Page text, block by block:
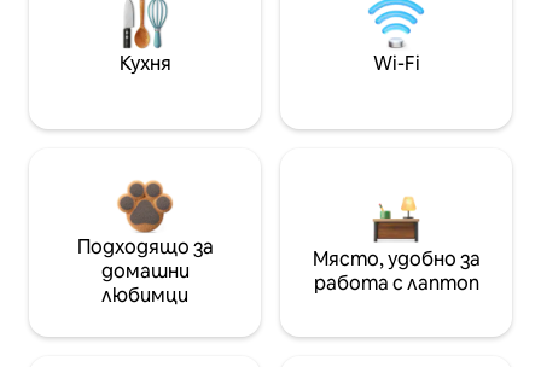
Кухня Wi-Fi
Подходящо за
домашни
любимци
Място, удобно за
работа с лаптоп